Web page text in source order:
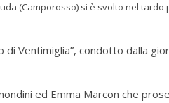
(Camporosso) si è svolto nel tardo
di Ventimiglia”, condotto dalla
ed Emma Marcon che